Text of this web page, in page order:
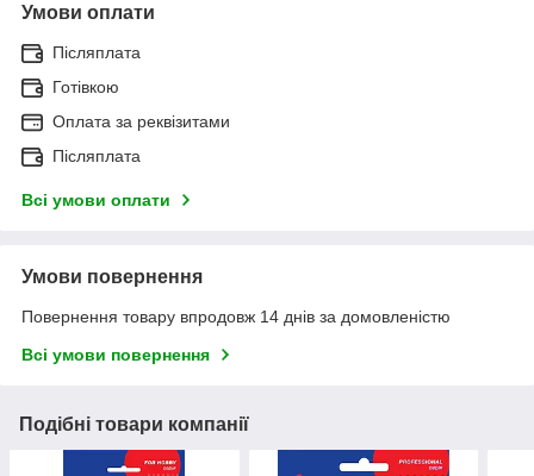
Умови оплати
Післяплата
Готівкою
Оплата за реквізитами
Післяплата
Всі умови оплати
Умови повернення
Повернення товару впродовж 14 днів за домовленістю
Всі умови повернення
Подібні товари компанії